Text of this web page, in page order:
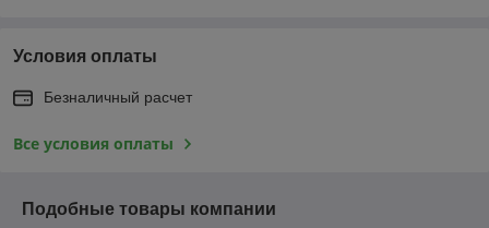
Условия оплаты
Безналичный расчет
Все условия оплаты
Подобные товары компании